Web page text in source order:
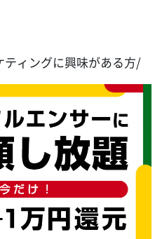
ィングに興味がある方/